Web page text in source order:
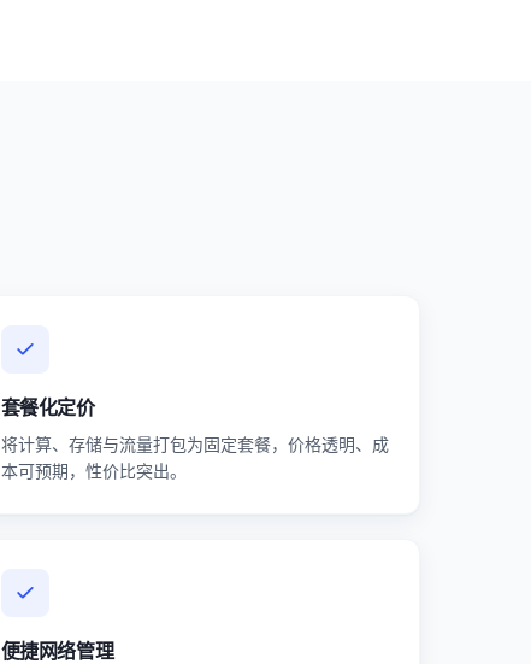
套餐化定价
将计算、存储与流量打包为固定套餐，价格透明、成
本可预期，性价比突出。
便捷网络管理